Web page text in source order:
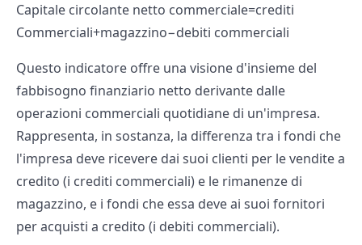
Capitale circolante netto commerciale=crediti
Commerciali+magazzino−debiti commerciali
Questo indicatore offre una visione d'insieme del
fabbisogno finanziario netto derivante dalle
operazioni commerciali quotidiane di un'impresa.
Rappresenta, in sostanza, la differenza tra i fondi che
l'impresa deve ricevere dai suoi clienti per le vendite a
credito (i crediti commerciali) e le rimanenze di
magazzino, e i fondi che essa deve ai suoi fornitori
per acquisti a credito (i debiti commerciali).